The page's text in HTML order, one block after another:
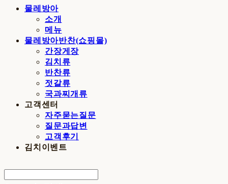
물레방아
소개
메뉴
물레방아반찬(쇼핑몰)
간장게장
김치류
반찬류
젓갈류
국과찌개류
고객센터
자주묻는질문
질문과답변
고객후기
김치이벤트